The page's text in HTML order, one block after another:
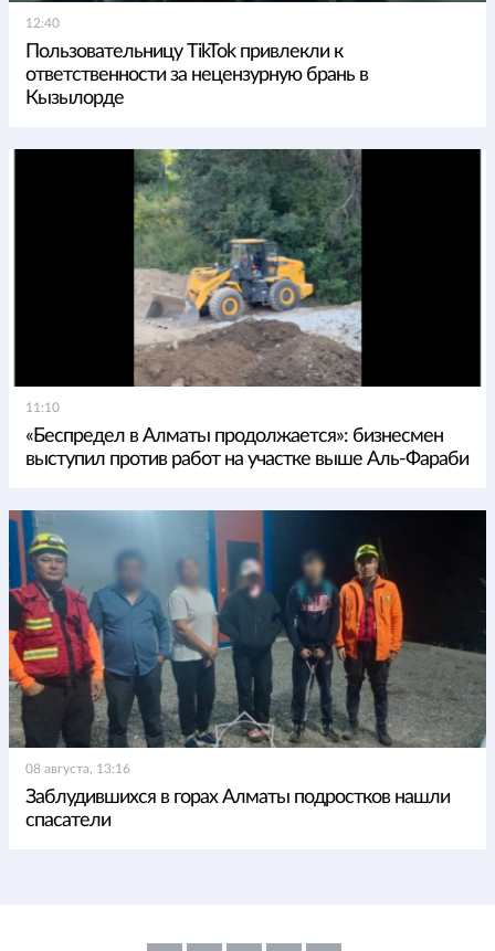
12:40
Пользовательницу TikTok привлекли к
ответственности за нецензурную брань в
Кызылорде
11:10
«Беспредел в Алматы продолжается»: бизнесмен
выступил против работ на участке выше Аль-Фараби
08 августа, 13:16
Заблудившихся в горах Алматы подростков нашли
спасатели